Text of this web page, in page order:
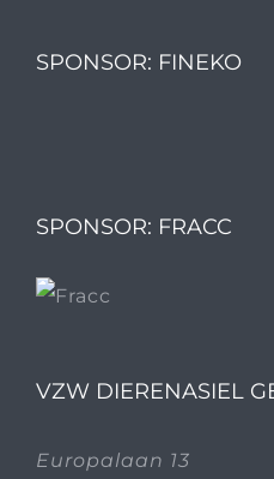
SPONSOR: FINEKO
SPONSOR: FRACC
VZW DIERENASIEL
Europalaan 13